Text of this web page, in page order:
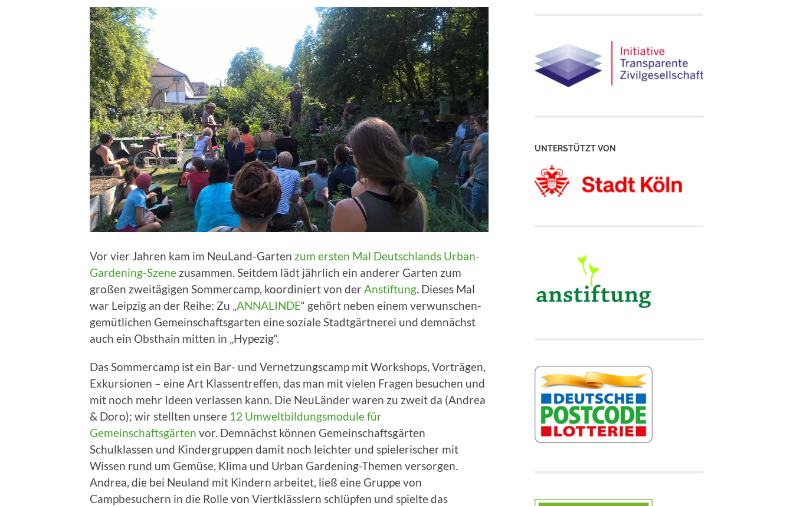
Vor vier Jahren kam im NeuLand-Garten zum ersten Mal Deutschlands Urban-
Gardening-Szene zusammen. Seitdem lädt jährlich ein anderer Garten zum
großen zweitägigen Sommercamp, koordiniert von der Anstiftung . Dieses Mal
war Leipzig an der Reihe: Zu „ ANNALINDE“ gehört neben einem verwunschen-
gemütlichen Gemeinschaftsgarten eine soziale Stadtgärtnerei und demnächst
auch ein Obsthain mitten in „Hypezig“.
Das Sommercamp ist ein Bar- und Vernetzungscamp mit Workshops, Vorträgen,
Exkursionen – eine Art Klassentreffen, das man mit vielen Fragen besuchen und
mit noch mehr Ideen verlassen kann. Die NeuLänder waren zu zweit da (Andrea
& Doro); wir stellten unsere 12 Umweltbildungsmodule für
Gemeinschaftsgärten vor. Demnächst können Gemeinschaftsgärten
Schulklassen und Kindergruppen damit noch leichter und spielerischer mit
Wissen rund um Gemüse, Klima und Urban Gardening-Themen versorgen.
Andrea, die bei Neuland mit Kindern arbeitet, ließ eine Gruppe von
Campbesuchern in die Rolle von Viertklässlern schlüpfen und spielte das
UNTERSTÜTZT VON